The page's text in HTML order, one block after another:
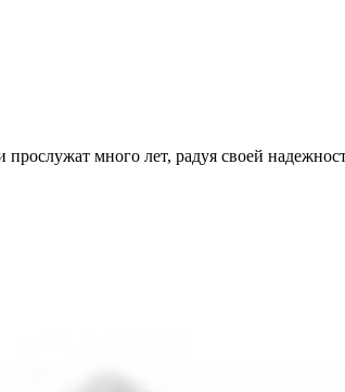
прослужат много лет, радуя своей